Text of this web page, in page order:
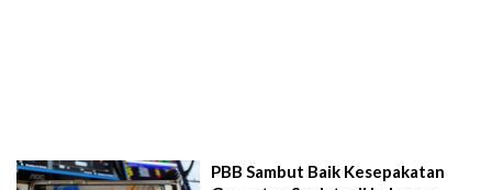
PBB Sambut Baik Kesepakatan